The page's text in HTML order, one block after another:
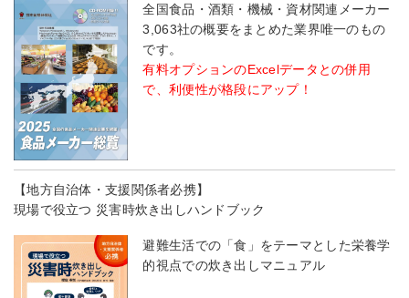
全国食品・酒類・機械・資材関連メーカー
3,063社の概要をまとめた業界唯一のもの
です。
有料オプションのExcelデータとの併用
で、利便性が格段にアップ！
【地方自治体・支援関係者必携】
現場で役立つ 災害時炊き出しハンドブック
避難生活での「食」をテーマとした栄養学
的視点での炊き出しマニュアル